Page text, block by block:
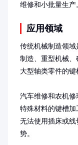
维修和小批量生产
应用领域
传统机械制造领
制造、重型机械
大型轴类零件的键
汽车维修和农机
特殊材料的键槽
无法使用插床或
势。